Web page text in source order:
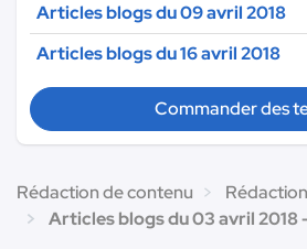
Articles blogs du 09 avril 2018
Articles blogs du 16 avril 2018
Commander des
Rédaction de contenu
Articles blogs du 03 avril 2018